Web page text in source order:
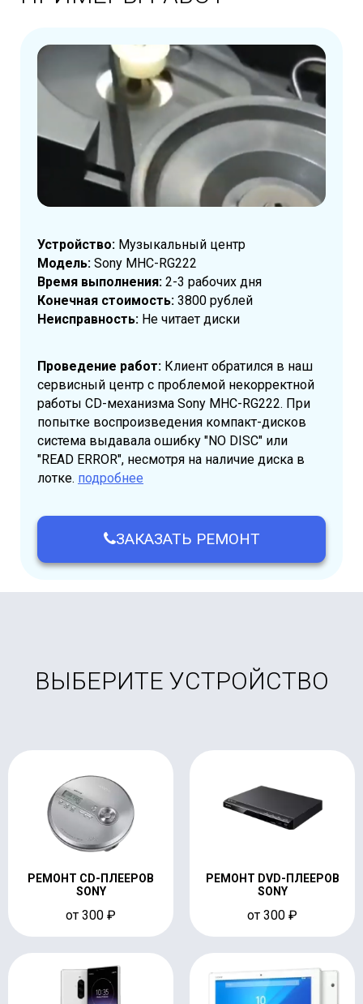
Устройство: Музыкальный центр
Модель: Sony MHC-RG222
Время выполнения: 2-3 рабочих дня
Конечная стоимость: 3800 рублей
Неисправность: Не читает диски
Проведение работ: Клиент обратился в наш
сервисный центр с проблемой некорректной
работы CD-механизма Sony MHC-RG222. При
попытке воспроизведения компакт-дисков
система выдавала ошибку "NO DISC" или
"READ ERROR", несмотря на наличие диска в
лотке. подробнее
ЗАКАЗАТЬ РЕМОНТ
ВЫБЕРИТЕ УСТРОЙСТВО
РЕМОНТ CD-ПЛЕЕРОВ
SONY
от 300 ₽
РЕМОНТ DVD-ПЛЕЕРОВ
SONY
от 300 ₽